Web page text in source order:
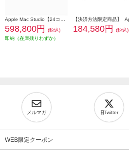
598,800円
(税込)
即納（在庫残りわずか）
184,580円 (税込)
メルマガ 旧Twitter
WEB限定クーポン